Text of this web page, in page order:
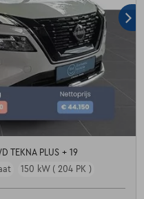
TEKNA PLUS + 19
150 kW ( 204 PK )